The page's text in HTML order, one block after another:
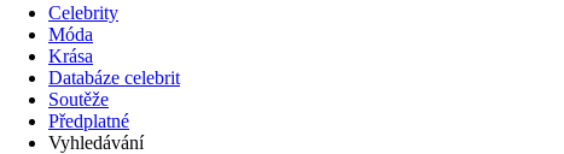
Celebrity
Móda
Krása
Databáze celebrit
Soutěže
Předplatné
Vyhledávání